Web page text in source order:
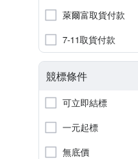
萊爾富取貨付款
7-11取貨付款
競標條件
可立即結標
一元起標
無底價